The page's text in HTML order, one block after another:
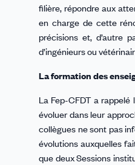
filière, répondre aux
en charge de cette
précisions et, d’autre
d’ingénieurs ou
La formation des
La Fep-CFDT a rappelé
évoluer dans leur
collègues ne sont pas
évolutions auxquelles
que deux Sessions